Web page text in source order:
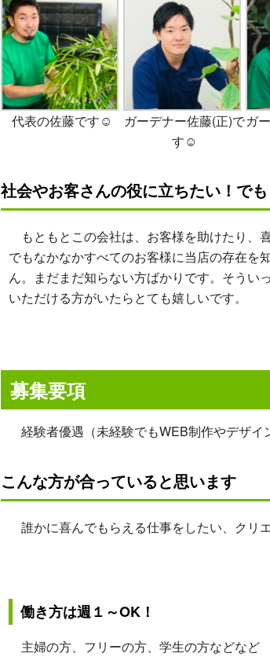
代表の佐藤です☺
ガーデナー佐藤(正)で
す☺
ガ
社会やお客さんの役に立ちたい！でも
もともとこの会社は、お客様を助けたり、
でもなかなかすべてのお客様に当店の存在を
ん。まだまだ知らない方ばかりです。そうい
いただける方がいたらとても嬉しいです。
募集要項
経験者優遇（未経験でもWEB制作やデザイ
こんな方が合っていると思います
誰かに喜んでもらえる仕事をしたい、クリ
働き方は週１～OK！
主婦の方、フリーの方、学生の方などなど